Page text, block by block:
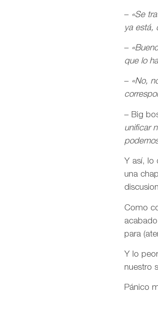
– «Se
ya está,
–
que lo
– «No,
– Big
unificar
Y así, lo
una
Como
para
Y lo
nuestro
Pánico